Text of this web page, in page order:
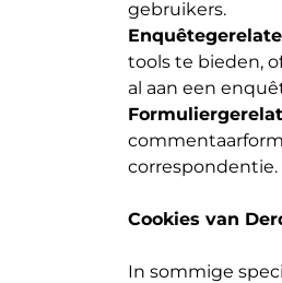
gebruikers.
tools te bieden,
al aan een
correspondentie.
Cookies van
In sommige